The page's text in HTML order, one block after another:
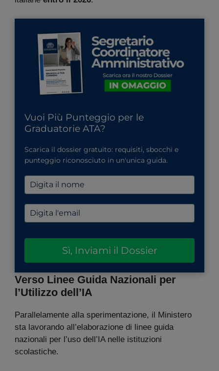
Vuoi Più Punteggio per le
Graduatorie ATA?
Scarica il dossier gratuito: requisiti, sbocchi e
punteggio riconosciuto in un'unica guida.
Sì, Inviami il Dossier
Verso Linee Guida Nazionali per
l’Utilizzo dell’IA
Parallelamente alla sperimentazione, il Ministero
sta lavorando all’elaborazione di linee guida
nazionali per l’uso dell’IA nelle istituzioni
scolastiche.